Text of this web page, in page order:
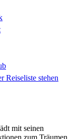
Reiseliste stehen
mit seinen
zum Träumen